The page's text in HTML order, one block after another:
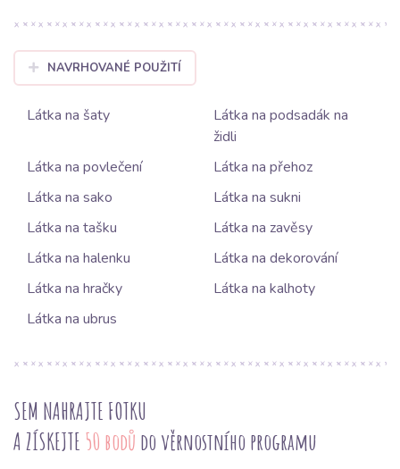
NAVRHOVANÉ POUŽITÍ
Látka na šaty
Látka na podsadák na
židli
Látka na povlečení
Látka na přehoz
Látka na sako
Látka na sukni
Látka na tašku
Látka na zavěsy
Látka na halenku
Látka na dekorování
Látka na hračky
Látka na kalhoty
Látka na ubrus
SEM NAHRAJTE FOTKU
A ZÍSKEJTE 50 bodů do věrnostního programu